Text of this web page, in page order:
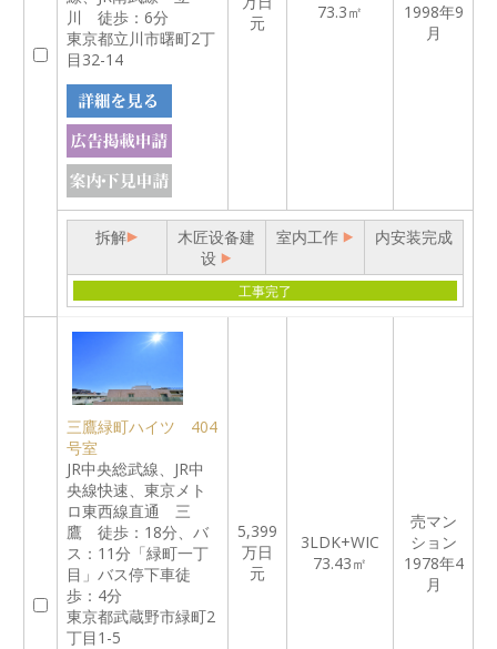
川 徒歩：6分
東京都立川市曙町2丁
目32-14
元
73.3㎡
1998年9
月
拆解
木匠设备建
设
室内工作 内安装完成
工事完了
三鷹緑町ハイツ 404
号室
JR中央総武線、JR中
央線快速、東京メト
ロ東西線直通 三
鷹 徒歩：18分、バ
ス：11分「緑町一丁
目」バス停下車徒
歩：4分
東京都武蔵野市緑町2
丁目1-5
5,399
万日
元
3LDK+WIC
73.43㎡
売マン
ション
1978年4
月